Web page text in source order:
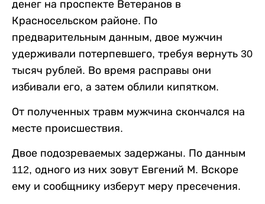
денег на проспекте Ветеранов в
Красносельском районе. По
предварительным данным, двое мужчин
удерживали потерпевшего, требуя вернуть 30
тысяч рублей. Во время расправы они
избивали его, а затем облили кипятком.
От полученных травм мужчина скончался на
месте происшествия.
Двое подозреваемых задержаны. По данным
112, одного из них зовут Евгений М. Вскоре
ему и сообщнику изберут меру пресечения.